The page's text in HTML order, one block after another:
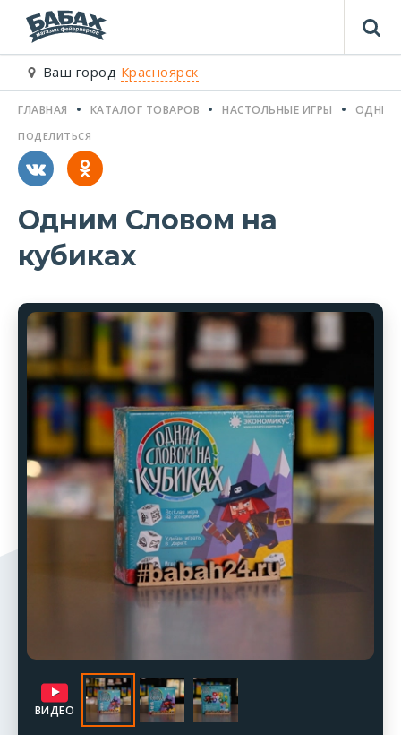
Ваш город Красноярск
ГЛАВНАЯ КАТАЛОГ ТОВАРОВ НАСТОЛЬНЫЕ ИГРЫ ОДНИМ
Одним Словом на
кубиках
ПОДЕЛИТЬСЯ
ВИДЕО